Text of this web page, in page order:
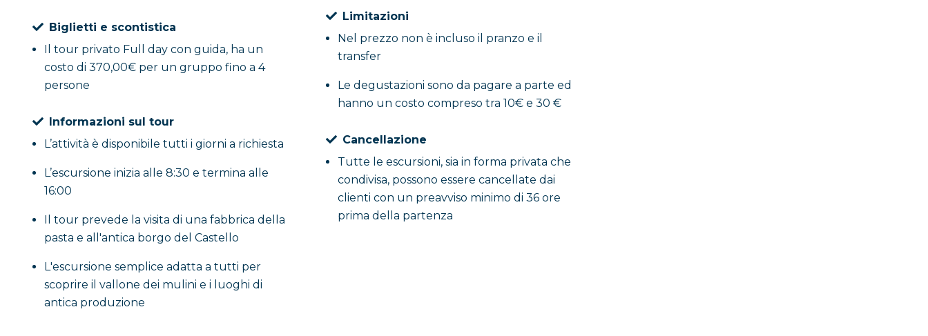
Biglietti e scontistica
Il tour privato Full day con guida, ha un
costo di 370,00€ per un gruppo fino a 4
persone
Informazioni sul tour
L’attività è disponibile tutti i giorni a richiesta
L’escursione inizia alle 8:30 e termina alle
16:00
Il tour prevede la visita di una fabbrica della
pasta e all'antica borgo del Castello
L'escursione semplice adatta a tutti per
scoprire il vallone dei mulini e i luoghi di
antica produzione
Limitazioni
Nel prezzo non è incluso il pranzo e il
transfer
Le degustazioni sono da pagare a parte ed
hanno un costo compreso tra 10€ e 30 €
Cancellazione
Tutte le escursioni, sia in forma privata che
condivisa, possono essere cancellate dai
clienti con un preavviso minimo di 36 ore
prima della partenza